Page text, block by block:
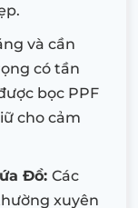
và cần
có tần
bọc PPF
cho cảm
Đồ: Các
xuyên